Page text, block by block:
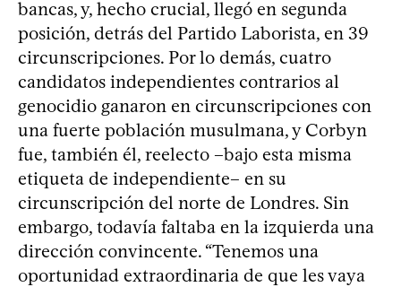
bancas, y, hecho crucial, llegó en segunda
posición, detrás del Partido Laborista, en 39
circunscripciones. Por lo demás, cuatro
candidatos independientes contrarios al
genocidio ganaron en circunscripciones con
una fuerte población musulmana, y Corbyn
fue, también él, reelecto –bajo esta misma
etiqueta de independiente– en su
circunscripción del norte de Londres. Sin
embargo, todavía faltaba en la izquierda una
dirección convincente. “Tenemos una
oportunidad extraordinaria de que les vaya